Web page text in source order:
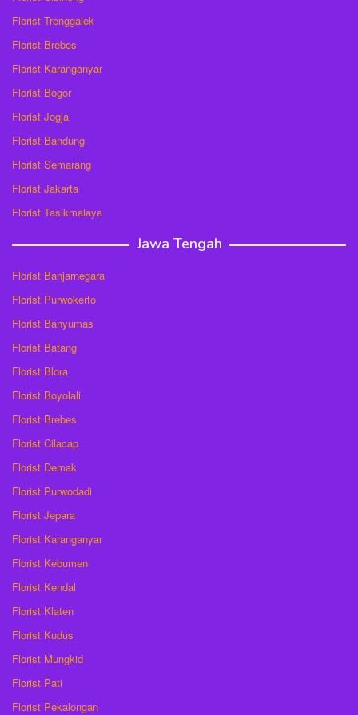
Florist Trenggalek
Florist Brebes
Florist Karanganyar
Florist Bogor
Florist Jogja
Florist Bandung
Florist Semarang
Florist Jakarta
Florist Tasikmalaya
Jawa Tengah
Florist Banjarnegara
Florist Purwokerto
Florist Banyumas
Florist Batang
Florist Blora
Florist Boyolali
Florist Brebes
Florist Cilacap
Florist Demak
Florist Purwodadi
Florist Jepara
Florist Karanganyar
Florist Kebumen
Florist Kendal
Florist Klaten
Florist Kudus
Florist Mungkid
Florist Pati
Florist Pekalongan